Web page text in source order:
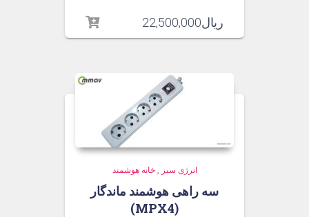
ریال22,500,000
انرژی سبز ,خانه هوشمند
سه راهی هوشمند ماندگار
(MPX4)